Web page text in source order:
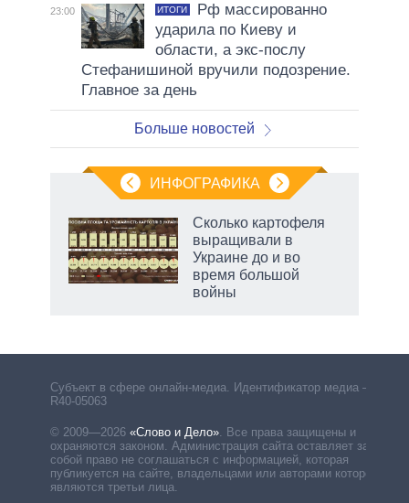
23:00 ИТОГИ
Рф массированно
ударила по Киеву и
области, а экс-послу
Стефанишиной вручили подозрение.
Главное за день
Больше новостей
ИНФОГРАФИКА
Сколько картофеля
выращивали в
Украине до и во
время большой
войны
Субъект в сфере онлайн-медиа. Идентификатор медиа –
R40-05063
© 2009—2026 «Слово и Дело». Все права защищены и
охраняются законом. Администрация сайта оставляет за
собой право не соглашаться с информацией, которая
публикуется на сайте, владельцами или авторами которой
являются третьи лица.